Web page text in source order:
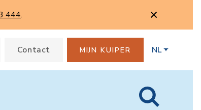
444.
Contact MIJN KUIPER NL